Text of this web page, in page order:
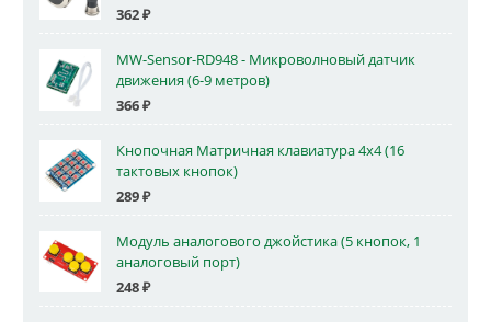
362₽
MW-Sensor-RD948 - Микроволновый датчик
движения (6-9 метров)
366₽
Кнопочная Матричная клавиатура 4x4 (16
тактовых кнопок)
289₽
Модуль аналогового джойстика (5 кнопок, 1
аналоговый порт)
248₽